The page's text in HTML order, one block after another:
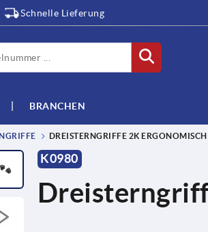
Schnelle Lieferung
BRANCHEN
DREISTERNGRIFFE 2K ERGONOMISCH
K0980